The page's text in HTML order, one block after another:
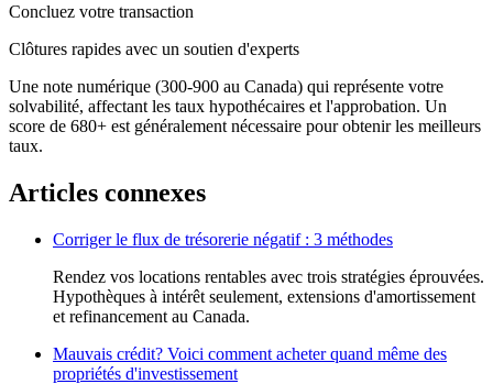
Concluez votre transaction
Clôtures rapides avec un soutien d'experts
Une note numérique (300-900 au Canada) qui représente votre
solvabilité, affectant les taux hypothécaires et l'approbation. Un
score de 680+ est généralement nécessaire pour obtenir les meilleurs
taux.
Articles connexes
Corriger le flux de trésorerie négatif : 3 méthodes
Rendez vos locations rentables avec trois stratégies éprouvées.
Hypothèques à intérêt seulement, extensions d'amortissement
et refinancement au Canada.
Mauvais crédit? Voici comment acheter quand même des
propriétés d'investissement